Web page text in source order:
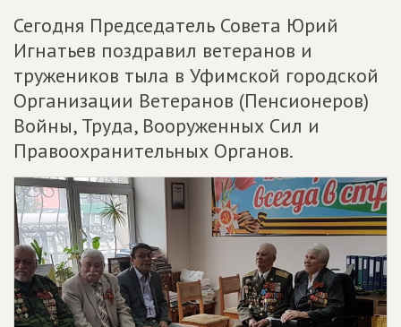
Сегодня Председатель Совета Юрий
Игнатьев поздравил ветеранов и
тружеников тыла в Уфимской городской
Организации Ветеранов (Пенсионеров)
Войны, Труда, Вооруженных Сил и
Правоохранительных Органов.